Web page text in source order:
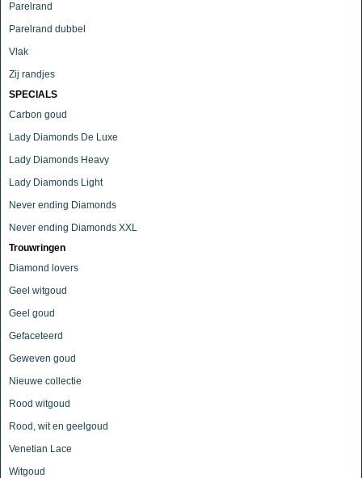
Parelrand
Parelrand dubbel
Vlak
Zij randjes
SPECIALS
Carbon goud
Lady Diamonds De Luxe
Lady Diamonds Heavy
Lady Diamonds Light
Never ending Diamonds
Never ending Diamonds XXL
Trouwringen
Diamond lovers
Geel witgoud
Geel goud
Gefaceteerd
Geweven goud
Nieuwe collectie
Rood witgoud
Rood, wit en geelgoud
Venetian Lace
Witgoud